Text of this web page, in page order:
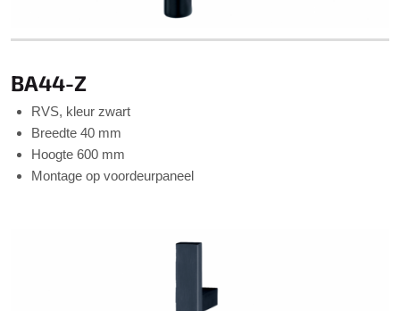
BA44-Z
RVS, kleur zwart
Breedte 40 mm
Hoogte 600 mm
Montage op voordeurpaneel